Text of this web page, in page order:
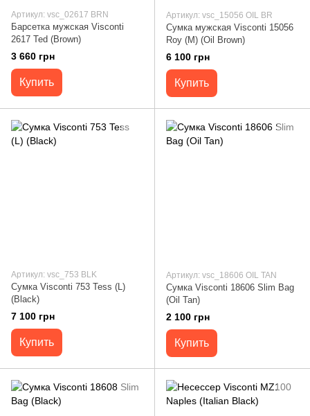
Артикул: vsc_02617 BRN
Барсетка мужская Visconti
2617 Ted (Brown)
3 660 грн
Купить
Артикул: vsc_15056 OIL BR
Сумка мужская Visconti 15056
Roy (M) (Oil Brown)
6 100 грн
Купить
Артикул: vsc_753 BLK
Сумка Visconti 753 Tess (L)
(Black)
7 100 грн
Купить
Артикул: vsc_18606 OIL TAN
Сумка Visconti 18606 Slim Bag
(Oil Tan)
2 100 грн
Купить